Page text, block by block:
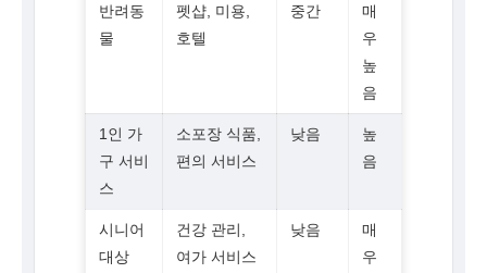
반려동
물
펫샵, 미용,
호텔
중간
매
우
높
음
1인 가
구 서비
스
소포장 식품,
편의 서비스
낮음
높
음
시니어
대상
건강 관리,
여가 서비스
낮음
매
우